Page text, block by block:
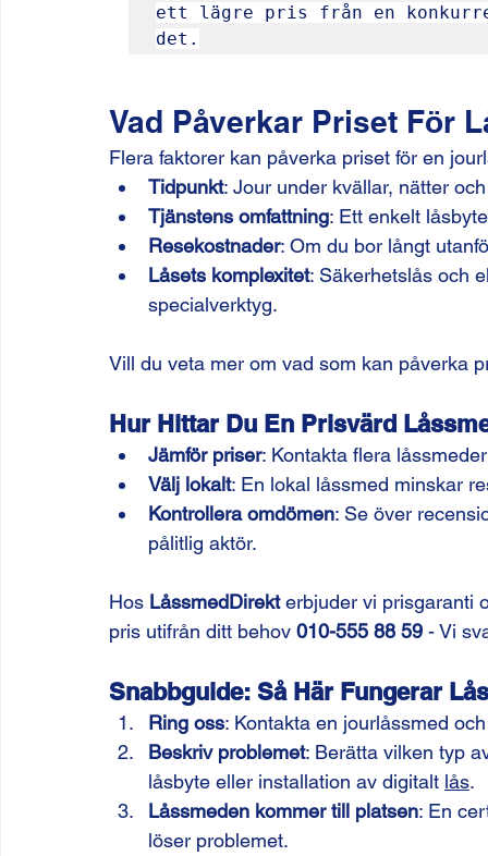
ett lägre pris från en
det.
Vad Påverkar Priset För
Flera faktorer kan påverka priset för en
Tidpunkt: Jour under kvällar, nätter
Tjänstens omfattning: Ett enkelt
Resekostnader: Om du bor långt
Låsets komplexitet: Säkerhetslås och
specialverktyg.
Vill du veta mer om vad som kan påverka
Hur Hittar Du En Prisvärd
Jämför priser: Kontakta flera
Välj lokalt: En lokal låssmed minskar
Kontrollera omdömen: Se över
pålitlig aktör.
Hos LåssmedDirekt erbjuder vi prisgaranti
pris utifrån ditt behov 010-555 88 59 - Vi
Snabbguide: Så Här Fungerar
Ring oss: Kontakta en jourlåssmed
Beskriv problemet: Berätta vilken typ
låsbyte eller installation av digitalt lås.
Låssmeden kommer till platsen: En
löser problemet.